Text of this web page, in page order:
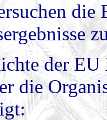
der
die